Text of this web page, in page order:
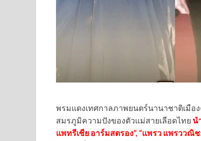
พรมแดงเทศกาลภาพยนตร์นานาชาติเมือ
สมรภูมิความปังของตัวแม่สายเลือดไทย น
แพทรีเซีย อาร์มสตรอง”, “แพรว แพรววณิช